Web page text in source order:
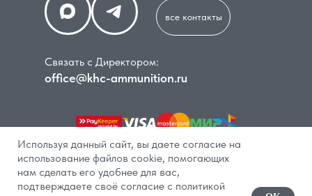
Используя данный сайт, вы даете согласие на
использование файлов cookie, помогающих
нам сделать его удобнее для вас,
подтверждаете своё согласие с политикой
В КОРЗИНУ
office@khc-ammunition.ru
Связать с Директором:
все контакты